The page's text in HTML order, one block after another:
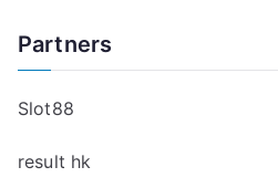
Partners
Slot88
result hk